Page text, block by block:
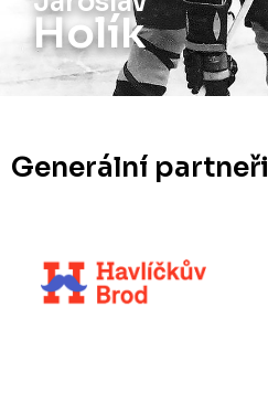
Holík
Generální partneři